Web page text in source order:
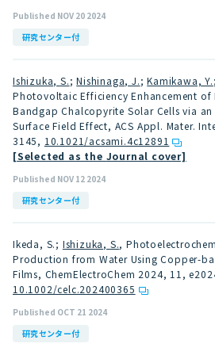
Published NOV 20 2024
研究センター付
Ishizuka, S.;Nishinaga, J.;Kamikawa, Y.
Photovoltaic Efficiency Enhancement of
Bandgap Chalcopyrite Solar Cells via
Surface Field Effect, ACS Appl. Mater.
3145, 10.1021/acsami.4c12891
[Selected as the Journal cover]
Published NOV 12 2024
研究センター付
Ikeda, S.; Ishizuka, S.,
Production from Water Using Copper-
Films, ChemElectroChem 2024, 11,
10.1002/celc.202400365
Published OCT 21 2024
研究センター付